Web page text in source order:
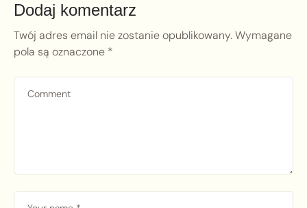
Dodaj komentarz
Twój adres email nie zostanie opublikowany.Wymagane
pola są oznaczone *